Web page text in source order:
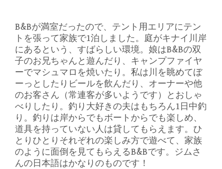
B&Bが満室だったので、テント用エリアにテン
トを張って家族で1泊しました。庭がキナイ川岸
にあるという、すばらしい環境。娘はB&Bの双
子のお兄ちゃんと遊んだり、キャンプファイヤ
ーでマシュマロを焼いたり。私は川を眺めてぼ
ーっとしたりビールを飲んだり、オーナーや他
のお客さん（常連客が多いようです）とおしゃ
べりしたり。釣り大好きの夫はもちろん1日中釣
り。釣りは岸からでもボートからでも楽しめ、
道具を持っていない人は貸してもらえます。ひ
とりひとりそれぞれの楽しみ方で遊べて、家族
のように面倒を見てもらえるB&Bです。ジムさ
んの日本語はかなりのものです！